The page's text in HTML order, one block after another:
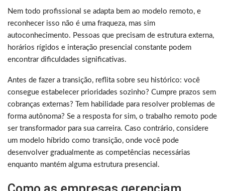
Nem todo profissional se adapta bem ao modelo remoto, e
reconhecer isso não é uma fraqueza, mas sim
autoconhecimento. Pessoas que precisam de estrutura externa,
horários rígidos e interação presencial constante podem
encontrar dificuldades significativas.
Antes de fazer a transição, reflita sobre seu histórico: você
consegue estabelecer prioridades sozinho? Cumpre prazos sem
cobranças externas? Tem habilidade para resolver problemas de
forma autônoma? Se a resposta for sim, o trabalho remoto pode
ser transformador para sua carreira. Caso contrário, considere
um modelo híbrido como transição, onde você pode
desenvolver gradualmente as competências necessárias
enquanto mantém alguma estrutura presencial.